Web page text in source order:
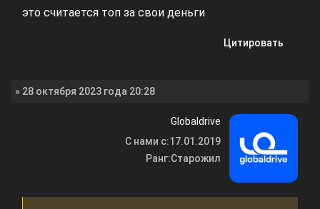
это считается топ за свои деньги
Цитировать
» 28 октября 2023 года 20:28
Globaldrive
С нами с:17.01.2019
Ранг:Старожил